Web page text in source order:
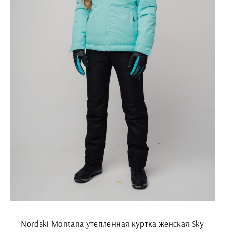
Nordski Montana утепленная куртка женская Sky